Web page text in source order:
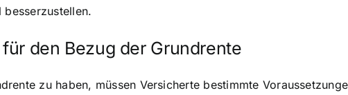
den Bezug der Grundrente
zu haben, müssen Versicherte bestimmte